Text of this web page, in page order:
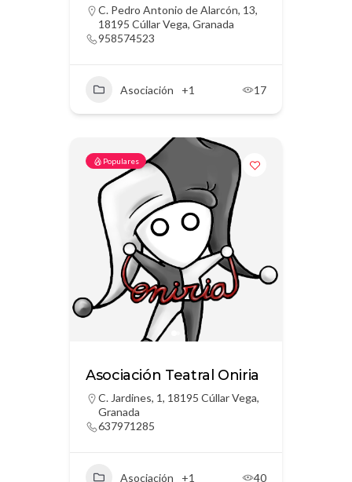
C. Pedro Antonio de Alarcón, 13,
18195 Cúllar Vega, Granada
958574523
Asociación +1 17
Populares
Asociación Teatral Oniria
C. Jardines, 1, 18195 Cúllar Vega,
Granada
637971285
Asociación +1 40